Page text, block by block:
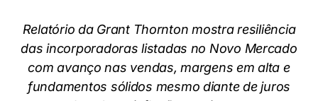
Relatório da Grant Thornton mostra resiliência
das incorporadoras listadas no Novo Mercado
com avanço nas vendas, margens em alta e
fundamentos sólidos mesmo diante de juros